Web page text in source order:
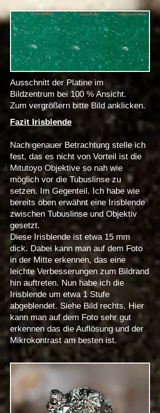
Ausschnitt der Platine im
Bildzentrum bei 100 % Ansicht.
Zum vergrößern bitte Bild anklicken.
Fazit Irisblende
Nach genauer Betrachtung stelle ich
fest, das es nicht von Vorteil ist die
Mitutoyo Objektive so nah wie
möglich vor die Tubuslinse zu
setzen. Im Gegenteil. Ich habe wie
bereits oben erwähnt eine Irisblende
zwischen Tubuslinse und Objektiv
gesetzt.
Diese Irisblende ist etwa 15 mm
dick. Dabei kann man auf dem Foto
in der Mitte erkennen, das eine
leichte Verbesserungen zum Bildrand
hin auftreten. Nun habe ich die
Irisblende um etwa 1 Stufe
abgeblendet. Siehe Bild rechts. Hier
kann man auf dem Foto sehr gut
erkennen das die Auflösung und der
Mikrokontrast am besten ist.